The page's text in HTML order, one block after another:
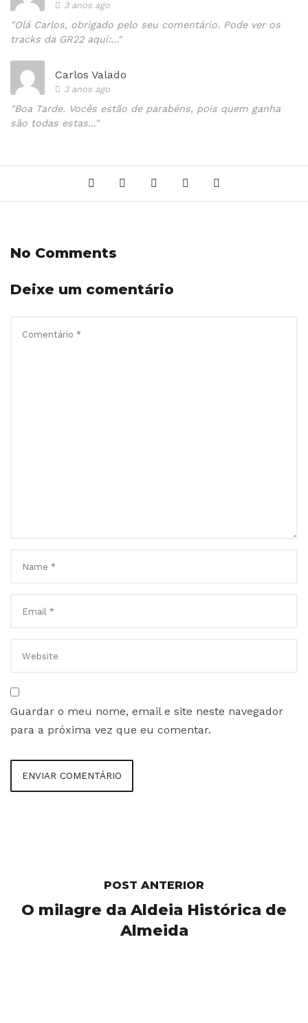
3 anos ago
"Olá Carlos, obrigado pelo seu comentário. Pode ver os
tracks da GR22 aqui:..."
Carlos Valado
3 anos ago
"Boa Tarde. Vocês estão de parabéns, pois quem ganha
são todas estas..."
No Comments
Deixe um comentário
Guardar o meu nome, email e site neste navegador
para a próxima vez que eu comentar.
POST ANTERIOR
O milagre da Aldeia Histórica de
Almeida